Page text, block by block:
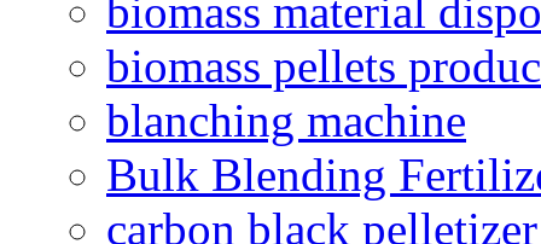
biomass material
biomass pellets
blanching machine
Bulk Blending
carbon black